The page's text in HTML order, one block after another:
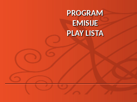
PROGRAM
EMISIJE
PLAY LISTA